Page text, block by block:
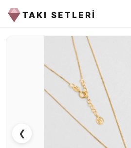
TAKI SETLERİ
❮